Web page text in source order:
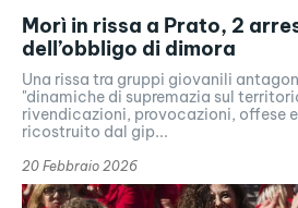
Morì in rissa a Prato, 2
dell’obbligo di dimora
Una rissa tra gruppi giovanili
"dinamiche di supremazia sul
rivendicazioni, provocazioni, offese
ricostruito dal gip...
20 Febbraio 2026